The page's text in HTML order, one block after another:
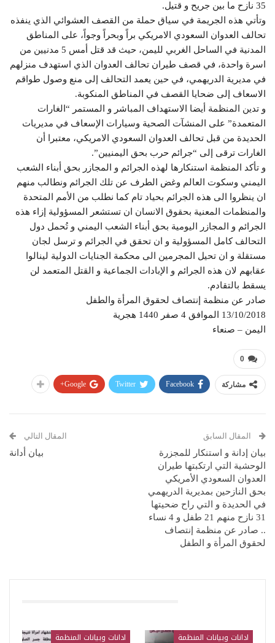
35 نازح ما بين جريح و قتيل.
وتأتي هذه الجريمة في سياق حملة من القصف العشوائي الذي ينفذه
تحالف العدوان السعودي الامريكي براً وبحراً وجواً، على المناطق
المدنية في الساحل الغربي لليمن، حيث قد قتل أمس 5 مدنيين من
اسرة واحدة، في قصف طيران تحالف العدوان الذي استهدف منزلهم
في مديرية الدريهمي، في حين يعمد التحالف إلى منع وصول طواقم
الاسعاف إلى ضحايا القصف في المناطق المنكوبة.
و تدين المنظمة أيضا الاستهداف المباشر و المستمر “الغارات
المتعمدة” على المنشآت الصحية وسيارات الإسعاف في مديريات
الحديدة من قبل تحالف العدوان السعودي الامريكي، معتبرا أن
الغارات ترقى إلى “جرائم حرب بحق اليمنيين”.
و تأكد المنظمة استنكارها لهذه الجرائم و المجازر بحق أبناء الشعب
اليمني وسكوت العالم وغض الطرف عن تلك الجرائم ونطالب منهم
ان ينظروا الى هذه الجرائم بحياد تام كما نطلب من الأمم المتحدة
والمنظمات المعنية بحقوق الانسان ان تستشعر المسؤولية إزاء هذه
الجرائم و المجازر اليومية بحق أبناء الشعب اليمني و تُحمل دول
التحالف كامل المسؤولية و ان تحقق في الجرائم و ترسل لجان
مستقلة و ان تحيل المجرمين الى محكمة الجنايات الدولية لينالوا
عقابهم لان هذه الجرائم و الإبادات الجماعية و القتل المتعمد لن
يسقط بالتقادم.
صادر عن منظمة إنتصاف لحقوق المرأة والطفل
13/10/2018 الموافق 4 صفر 1440 هجرية
اليمن – صنعاء
0
مشاركة Facebook
Twitter
Google+
المقال السابق
بيان إدانة و استنكار للمجزرة
الوحشية التي ارتكبتها طيران
العدوان السعودي الأمريكي
بحق النازحين بمديرية الدريهمي
في الحديدة و التي راح ضحيتها
31 نازح منهم 21 طفل و 4 نساء
.. صادر عن منظمة إنتصاف
لحقوق المرأة و الطفل
المقال التالي
بيان أدانة
ادانات وبيانات المنظمة ادانات وبيانات المنظمة